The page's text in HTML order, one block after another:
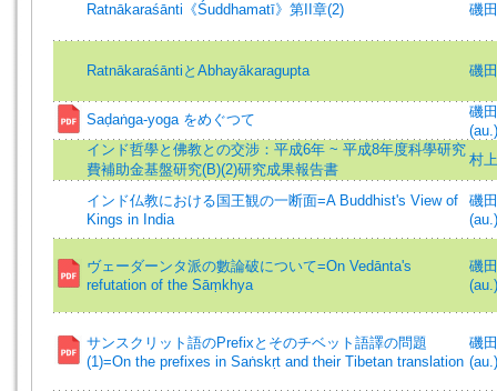
Ratnākaraśānti《Śuddhamatī》第II章(2) 磯
RatnākaraśāntiとAbhayākaragupta 磯
Saḍaṅga-yoga をめぐつて
磯
(au.)
インド哲學と佛教との交涉：平成6年 ~ 平成8年度科學研究
費補助金基盤研究(B)(2)研究成果報告書
村
インド仏教における国王観の一断面=A Buddhist's View of
Kings in India
磯
(au.)
ヴェーダーンタ派の數論破について=On Vedānta's
refutation of the Sāṃkhya
磯
(au.)
サンスクリット語のPrefixとそのチベット語譯の問題
(1)=On the prefixes in Saṅskṛt and their Tibetan translation
磯
(au.)